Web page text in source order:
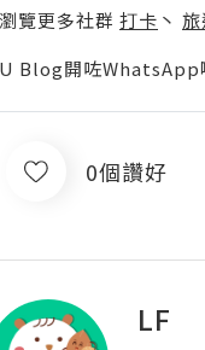
瀏覽更多社群 打卡 丶
U Blog開咗WhatsApp
0個讚好
LF